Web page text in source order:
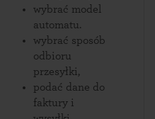
wybrać model
automatu.
wybrać sposób
odbioru
przesyłki,
podać dane do
faktury i